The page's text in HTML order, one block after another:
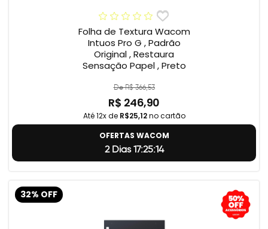
Folha de Textura Wacom
Intuos Pro G , Padrão
Original , Restaura
Sensação Papel , Preto
De R$ 366,53
R$ 246,90
Até 12x de R$25,12no cartão
OFERTAS WACOM
2 Dias 17:25:13
32% OFF